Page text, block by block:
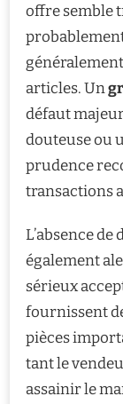
offre semble
articles. Un
défaut
douteuse ou
prudence
transactions
L’absence
également
sérieux
fournissent
pièces
tant le
assainir le